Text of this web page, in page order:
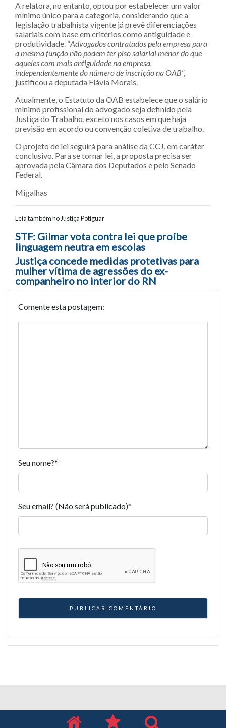
A relatora, no entanto, optou por estabelecer um valor
mínimo único para a categoria, considerando que a
legislação trabalhista vigente já prevê diferenciações
salariais com base em critérios como antiguidade e
produtividade. “Advogados contratados pela empresa para
a mesma função não podem ter piso salarial menor do que
aqueles com mais antiguidade na empresa,
independentemente do número de inscrição na OAB”,
justificou a deputada Flávia Morais.
Atualmente, o Estatuto da OAB estabelece que o salário
mínimo profissional do advogado seja definido pela
Justiça do Trabalho, exceto nos casos em que haja
previsão em acordo ou convenção coletiva de trabalho.
O projeto de lei seguirá para análise da CCJ, em caráter
conclusivo. Para se tornar lei, a proposta precisa ser
aprovada pela Câmara dos Deputados e pelo Senado
Federal.
Migalhas
Leia também no Justiça Potiguar
Navegação entre posts
STF: Gilmar vota contra lei que proíbe
linguagem neutra em escolas
Justiça concede medidas protetivas para
mulher vítima de agressões do ex-
companheiro no interior do RN
Comente esta postagem:
Seu nome?*
Seu email? (Não será publicado)*